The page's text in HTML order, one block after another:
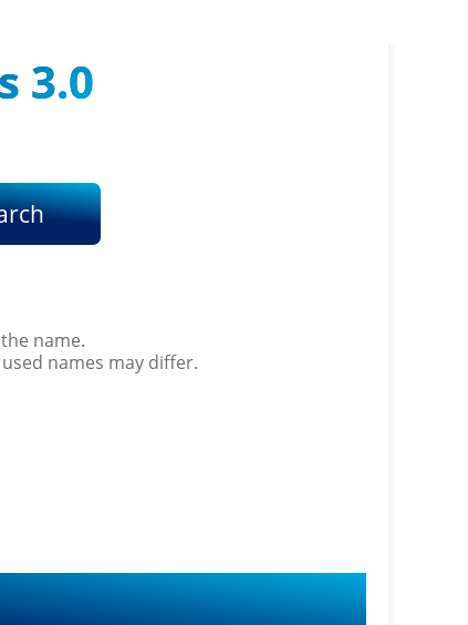
3.0
name.
names may differ.